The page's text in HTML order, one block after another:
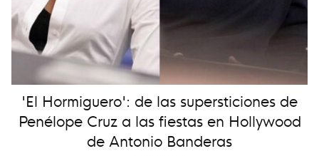
'El Hormiguero': de las supersticiones de
Penélope Cruz a las fiestas en Hollywood
de Antonio Banderas